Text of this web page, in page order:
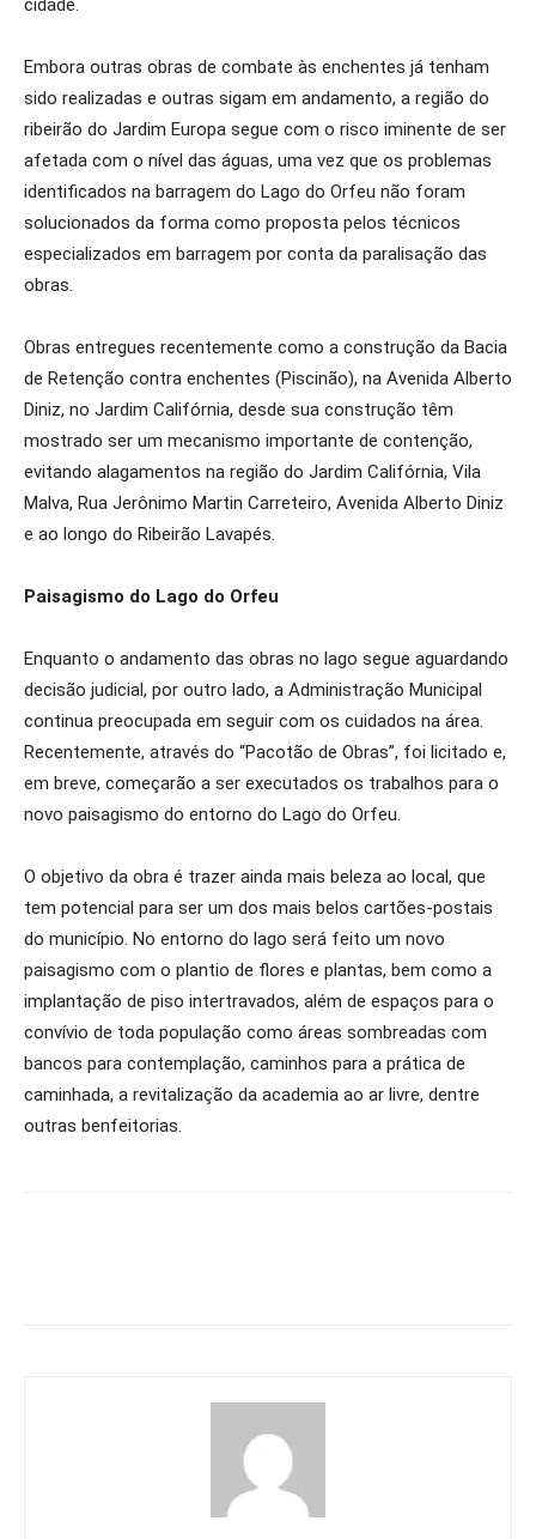
cidade.
Embora outras obras de combate às enchentes já tenham
sido realizadas e outras sigam em andamento, a região do
ribeirão do Jardim Europa segue com o risco iminente de ser
afetada com o nível das águas, uma vez que os problemas
identificados na barragem do Lago do Orfeu não foram
solucionados da forma como proposta pelos técnicos
especializados em barragem por conta da paralisação das
obras.
Obras entregues recentemente como a construção da Bacia
de Retenção contra enchentes (Piscinão), na Avenida Alberto
Diniz, no Jardim Califórnia, desde sua construção têm
mostrado ser um mecanismo importante de contenção,
evitando alagamentos na região do Jardim Califórnia, Vila
Malva, Rua Jerônimo Martin Carreteiro, Avenida Alberto Diniz
e ao longo do Ribeirão Lavapés.
Paisagismo do Lago do Orfeu
Enquanto o andamento das obras no lago segue aguardando
decisão judicial, por outro lado, a Administração Municipal
continua preocupada em seguir com os cuidados na área.
Recentemente, através do “Pacotão de Obras”, foi licitado e,
em breve, começarão a ser executados os trabalhos para o
novo paisagismo do entorno do Lago do Orfeu.
O objetivo da obra é trazer ainda mais beleza ao local, que
tem potencial para ser um dos mais belos cartões-postais
do município. No entorno do lago será feito um novo
paisagismo com o plantio de flores e plantas, bem como a
implantação de piso intertravados, além de espaços para o
convívio de toda população como áreas sombreadas com
bancos para contemplação, caminhos para a prática de
caminhada, a revitalização da academia ao ar livre, dentre
outras benfeitorias.